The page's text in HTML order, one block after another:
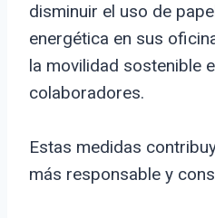
disminuir el uso de
energética en sus
la movilidad sostenible
colaboradores.
Estas medidas
más responsable y